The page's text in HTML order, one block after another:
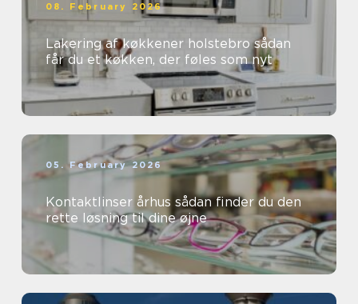
08. February 2026
Lakering af køkkener holstebro sådan
får du et køkken, der føles som nyt
05. February 2026
Kontaktlinser århus sådan finder du den
rette løsning til dine øjne